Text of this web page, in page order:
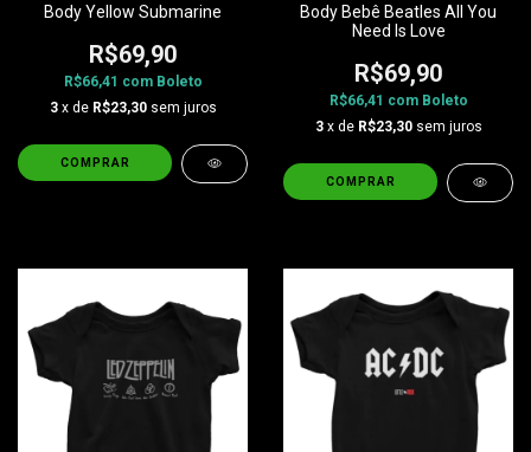
Body Yellow Submarine
R$69,90
R$66,41 com Boleto
3 x de R$23,30 sem juros
COMPRAR
Body Bebê Beatles All You
Need Is Love
R$69,90
R$66,41 com Boleto
3 x de R$23,30 sem juros
COMPRAR